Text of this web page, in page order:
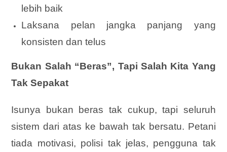
lebih baik
Laksana pelan jangka panjang yang
konsisten dan telus
Bukan Salah “Beras”, Tapi Salah Kita Yang
Tak Sepakat
Isunya bukan beras tak cukup, tapi seluruh
sistem dari atas ke bawah tak bersatu. Petani
tiada motivasi, polisi tak jelas, pengguna tak